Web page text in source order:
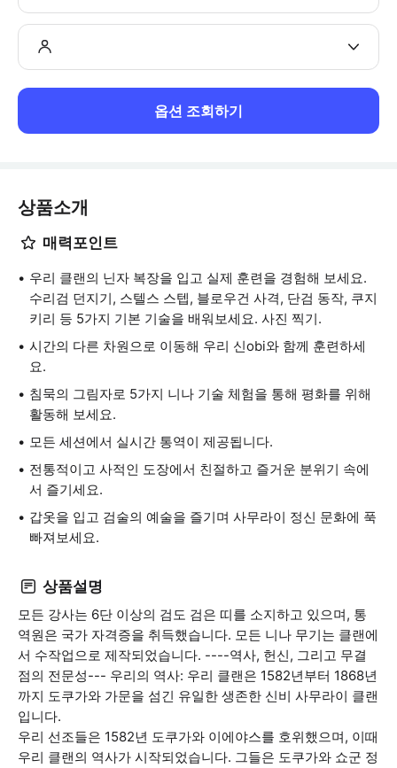
옵션 조회하기
상품소개
매력포인트
우리 클랜의 닌자 복장을 입고 실제 훈련을 경험해 보세요.
수리검 던지기, 스텔스 스텝, 블로우건 사격, 단검 동작, 쿠지
키리 등 5가지 기본 기술을 배워보세요. 사진 찍기.
시간의 다른 차원으로 이동해 우리 신obi와 함께 훈련하세
요.
침묵의 그림자로 5가지 니나 기술 체험을 통해 평화를 위해
활동해 보세요.
모든 세션에서 실시간 통역이 제공됩니다.
전통적이고 사적인 도장에서 친절하고 즐거운 분위기 속에
서 즐기세요.
갑옷을 입고 검술의 예술을 즐기며 사무라이 정신 문화에 푹
빠져보세요.
상품설명
모든 강사는 6단 이상의 검도 검은 띠를 소지하고 있으며, 통
역원은 국가 자격증을 취득했습니다. 모든 니나 무기는 클랜에
서 수작업으로 제작되었습니다. ----역사, 헌신, 그리고 무결
점의 전문성--- 우리의 역사: 우리 클랜은 1582년부터 1868년
까지 도쿠가와 가문을 섬긴 유일한 생존한 신비 사무라이 클랜
입니다.
우리 선조들은 1582년 도쿠가와 이에야스를 호위했으며, 이때
우리 클랜의 역사가 시작되었습니다. 그들은 도쿠가와 쇼군 정